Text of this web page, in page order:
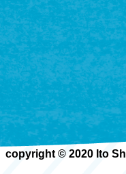
copyright © 2020 Ito